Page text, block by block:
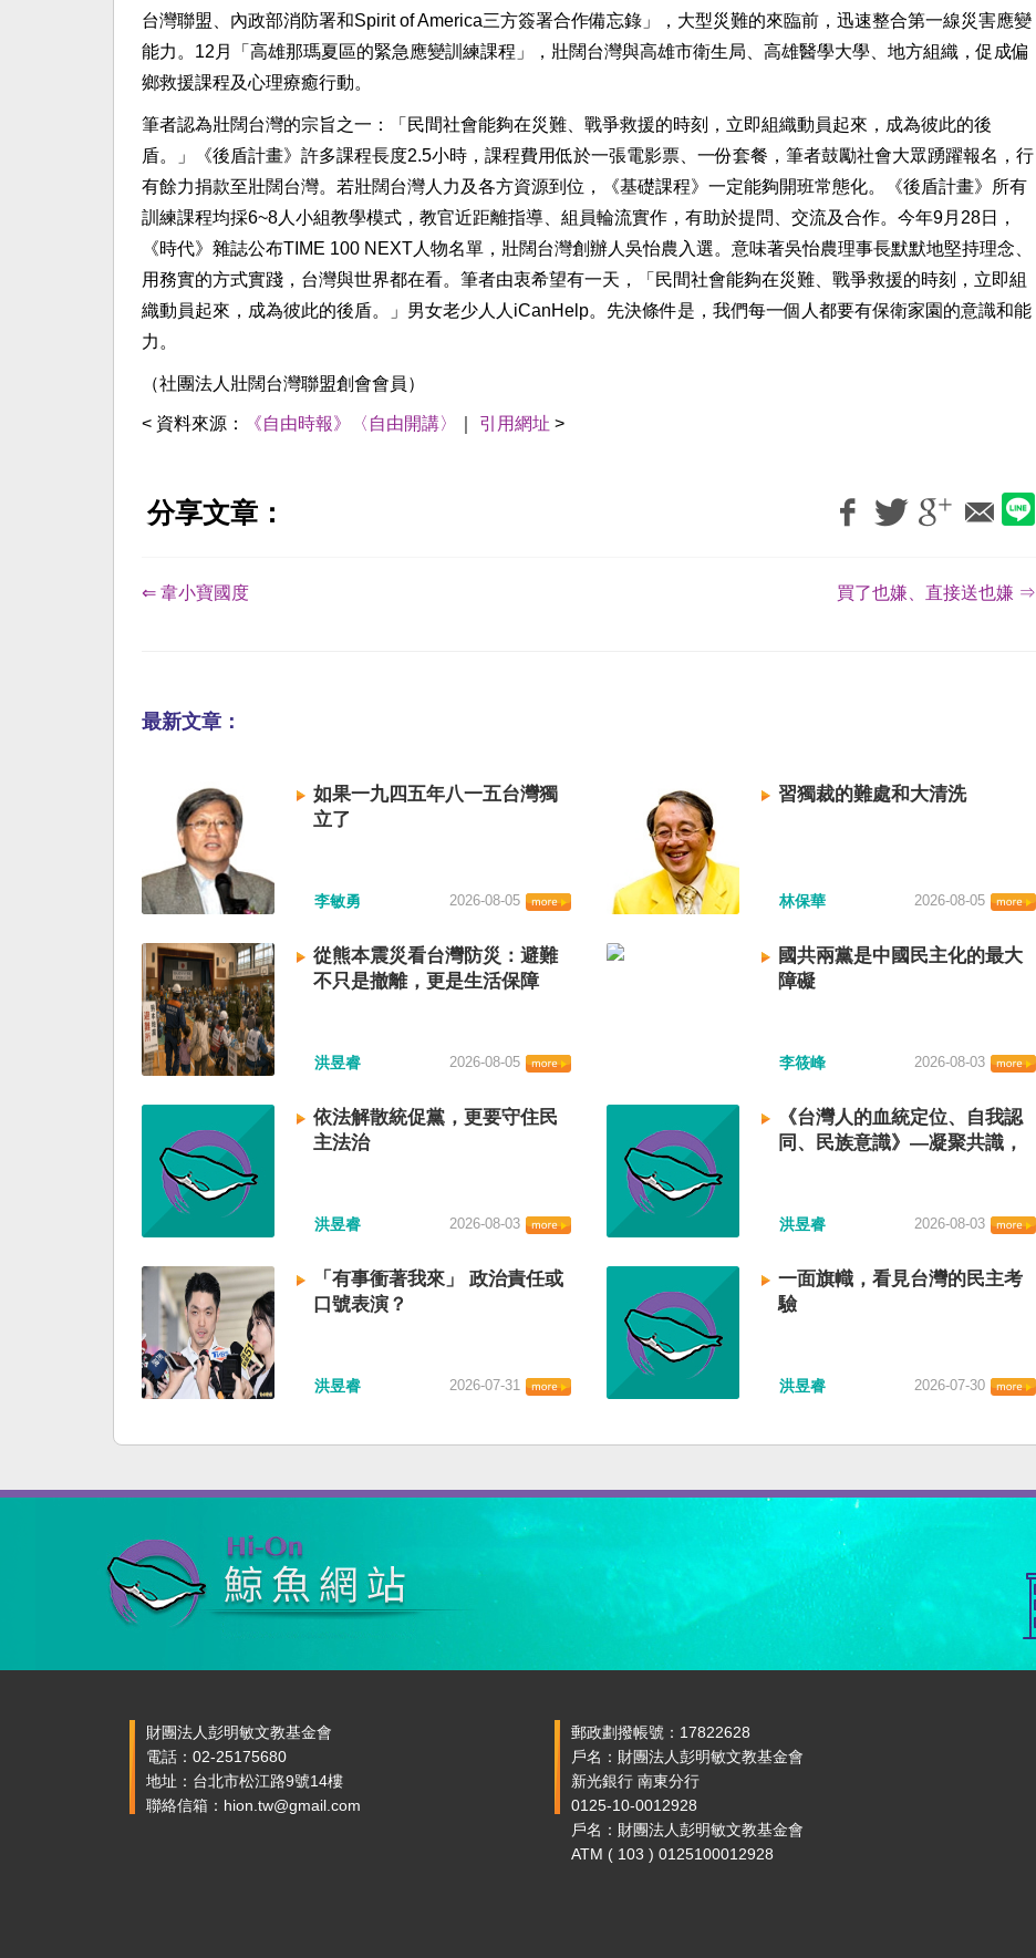
台灣聯盟、內政部消防署和Spirit of America三方簽署合作備忘錄」，大型災難的來臨前，迅速整合第一線災害應變
能力。12月「高雄那瑪夏區的緊急應變訓練課程」，壯闊台灣與高雄市衛生局、高雄醫學大學、地方組織，促成偏
鄉救援課程及心理療癒行動。
筆者認為壯闊台灣的宗旨之一：「民間社會能夠在災難、戰爭救援的時刻，立即組織動員起來，成為彼此的後
盾。」《後盾計畫》許多課程長度2.5小時，課程費用低於一張電影票、一份套餐，筆者鼓勵社會大眾踴躍報名，行
有餘力捐款至壯闊台灣。若壯闊台灣人力及各方資源到位，《基礎課程》一定能夠開班常態化。《後盾計畫》所有
訓練課程均採6~8人小組教學模式，教官近距離指導、組員輪流實作，有助於提問、交流及合作。今年9月28日，
《時代》雜誌公布TIME 100 NEXT人物名單，壯闊台灣創辦人吳怡農入選。意味著吳怡農理事長默默地堅持理念、
用務實的方式實踐，台灣與世界都在看。筆者由衷希望有一天，「民間社會能夠在災難、戰爭救援的時刻，立即組
織動員起來，成為彼此的後盾。」男女老少人人iCanHelp。先決條件是，我們每一個人都要有保衛家園的意識和能
力。
（社團法人壯闊台灣聯盟創會會員）
< 資料來源： 《自由時報》〈自由開講〉 引用網址 >
分享文章：
⇐ 韋小寶國度 買了也嫌、直接送也嫌 ⇒
最新文章：
如果一九四五年八一五台灣獨
立了
李敏勇 2026-08-05
習獨裁的難處和大清洗
林保華 2026-08-05
從熊本震災看台灣防災：避難
不只是撤離，更是生活保障
洪昱睿 2026-08-05
國共兩黨是中國民主化的最大
障礙
李筱峰 2026-08-03
依法解散統促黨，更要守住民
主法治
洪昱睿 2026-08-03
《台灣人的血統定位、自我認
同、民族意識》—凝聚共識，
洪昱睿 2026-08-03
「有事衝著我來」 政治責任或
口號表演？
洪昱睿 2026-07-31
一面旗幟，看見台灣的民主考
驗
洪昱睿 2026-07-30
財團法人彭明敏文教基金會
電話：02-25175680
地址：台北市松江路9號14樓
聯絡信箱：hion.tw@gmail.com
郵政劃撥帳號：17822628
戶名：財團法人彭明敏文教基金會
新光銀行 南東分行
0125-10-0012928
戶名：財團法人彭明敏文教基金會
ATM ( 103 ) 0125100012928